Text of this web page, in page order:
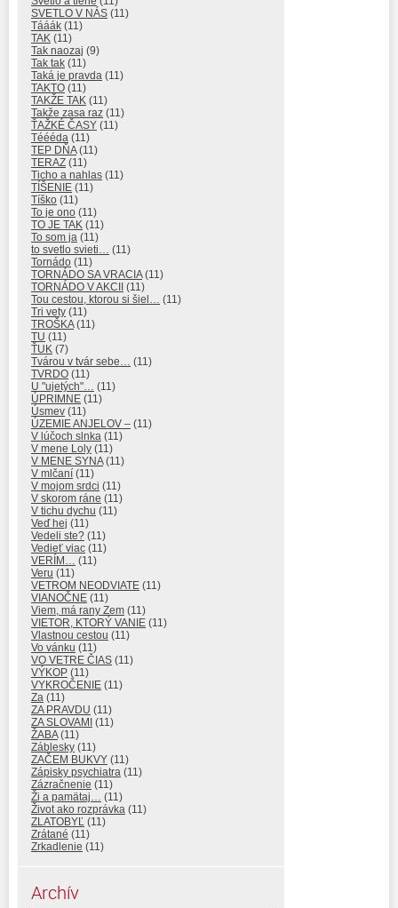
SVETLO V NÁS (11)
Tááák (11)
TAK (11)
Tak naozaj (9)
Tak tak (11)
Taká je pravda (11)
TAKTO (11)
TAKŽE TAK (11)
Takže zasa raz (11)
ŤAŽKÉ ČASY (11)
Téééda (11)
TEP DŇA(11)
TERAZ (11)
Ticho a nahlas (11)
TÍŠENIE (11)
Tíško (11)
To je ono (11)
TO JE TAK (11)
To som ja (11)
to svetlo svieti… (11)
Tornádo (11)
TORNÁDO SA VRACIA(11)
TORNÁDO V AKCII
(11)
Tou cestou, ktorou si šiel… (11)
Tri vety (11)
TROŠKA(11)
TU (11)
ŤUK (7)
Tvárou v tvár sebe… (11)
TVRDO (11)
U "ujetých"… (11)
ÚPRIMNE (11)
Úsmev (11)
ÚZEMIE ANJELOV – (11)
V lúčoch slnka (11)
V mene Loly (11)
V MENE SYNA(11)
V mlčaní (11)
V mojom srdci (11)
V skorom ráne (11)
V tichu dychu (11)
Veď hej (11)
Vedeli ste? (11)
Vedieť viac (11)
VERÍM… (11)
Veru (11)
VETROM NEODVIATE (11)
VIANOČNE (11)
Viem, má rany Zem (11)
VIETOR, KTORÝ VANIE (11)
Vlastnou cestou (11)
Vo vánku (11)
VO VETRE ČIAS (11)
VÝKOP (11)
VYKROČENIE (11)
Za (11)
ZA PRAVDU (11)
ZA SLOVAMI (11)
ŽABA(11)
Záblesky (11)
ZAČEM BUKVY (11)
Zápisky psychiatra (11)
Zázračnenie (11)
Ži a pamätaj… (11)
Život ako rozprávka (11)
ZLATOBYĽ (11)
Zrátané (11)
Zrkadlenie (11)
Archív